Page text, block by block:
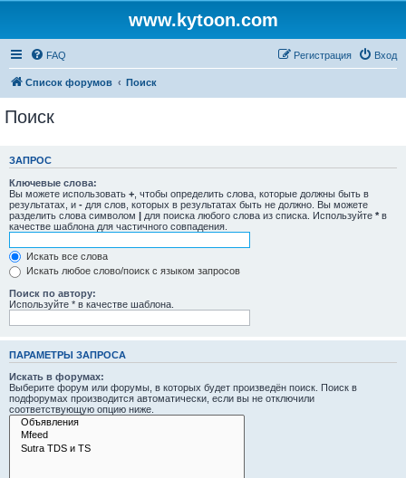
www.kytoon.com
FAQ Вход
Регистрация
Список форумов Поиск
Поиск
ЗАПРОС
Ключевые слова:
Вы можете использовать + , чтобы определить слова, которые должны быть в
результатах, и - для слов, которых в результатах быть не должно. Вы можете
разделить слова символом | для поиска любого слова из списка. Используйте * в
качестве шаблона для частичного совпадения.
Искать все слова
Искать любое слово/поиск с языком запросов
Поиск по автору:
Используйте * в качестве шаблона.
ПАРАМЕТРЫ ЗАПРОСА
Искать в форумах:
Выберите форум или форумы, в которых будет произведён поиск. Поиск в
подфорумах производится автоматически, если вы не отключили
соответствующую опцию ниже.